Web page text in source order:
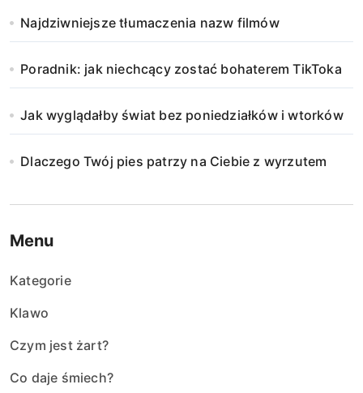
Najdziwniejsze tłumaczenia nazw filmów
Poradnik: jak niechcący zostać bohaterem TikToka
Jak wyglądałby świat bez poniedziałków i wtorków
Dlaczego Twój pies patrzy na Ciebie z wyrzutem
Menu
Kategorie
Klawo
Czym jest żart?
Co daje śmiech?